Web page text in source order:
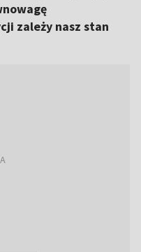
zależy nasz stan